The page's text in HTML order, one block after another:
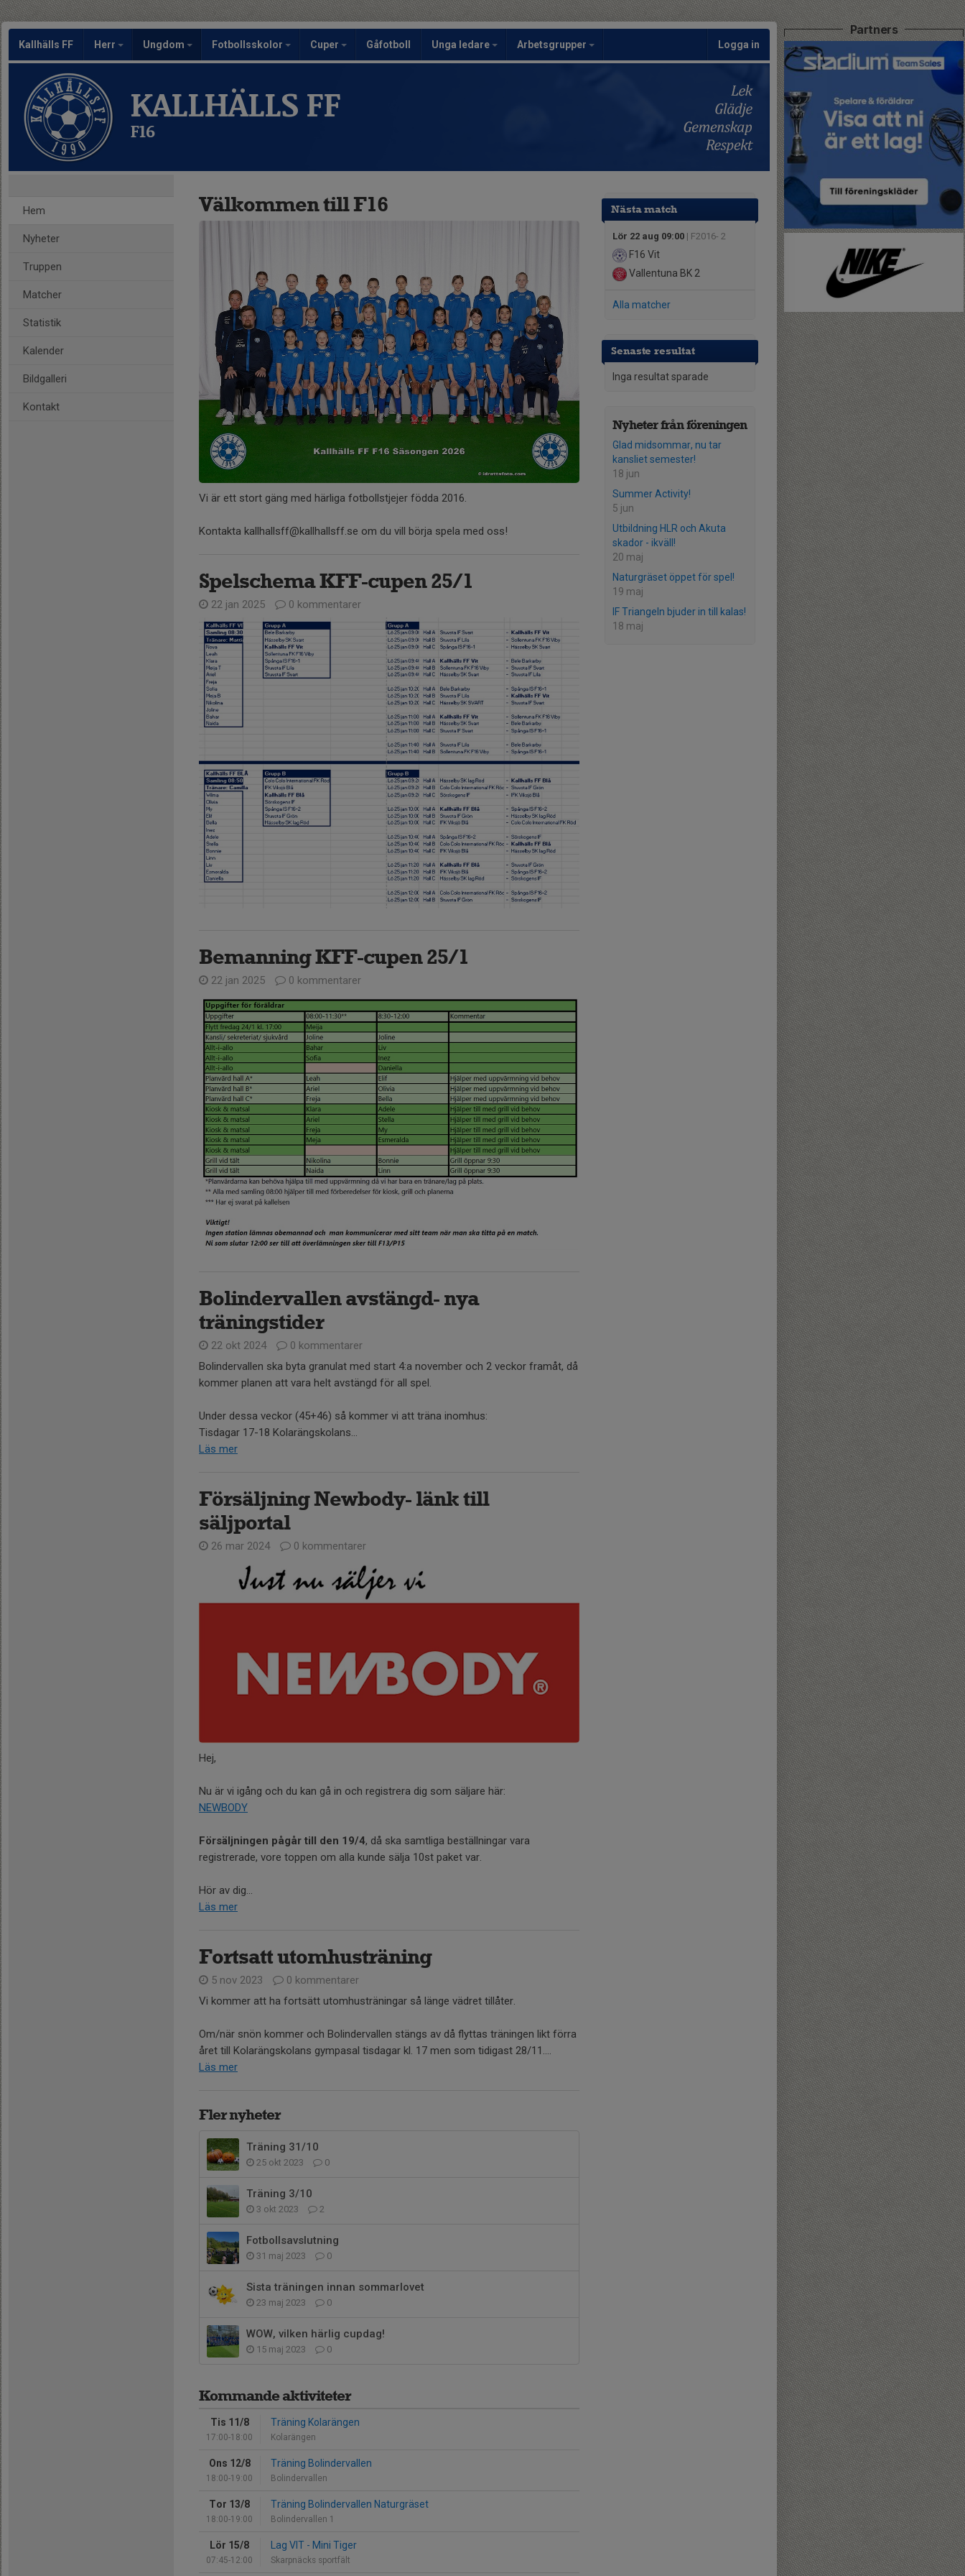
Kallhälls FF Herr Ungdom Fotbollsskolor Cuper Gåfotboll Unga ledare Arbetsgrupper Logga in
KALLHÄLLS FF
F16
Hem
Nyheter
Truppen
Matcher
Statistik
Kalender
Bildgalleri
Kontakt
Nästa match
Lör 22 aug 09:00 | F2016- 2
F16 Vit
Vallentuna BK 2
Alla matcher
Senaste resultat
Inga resultat sparade
Nyheter från föreningen
Glad midsommar, nu tar
kansliet semester!
18 jun
Summer Activity!
5 jun
Utbildning HLR och Akuta
skador - ikväll!
20 maj
Naturgräset öppet för spel!
19 maj
IF Triangeln bjuder in till kalas!
18 maj
Välkommen till F16
Vi är ett stort gäng med härliga fotbollstjejer födda 2016.
Kontakta kallhallsff@kallhallsff.se om du vill börja spela med oss!
Spelschema KFF-cupen 25/1
22 jan 2025 0 kommentarer
Bemanning KFF-cupen 25/1
22 jan 2025 0 kommentarer
Bolindervallen avstängd- nya
träningstider
22 okt 2024
0 kommentarer
Bolindervallen ska byta granulat med start 4:a november och 2 veckor framåt, då
kommer planen att vara helt avstängd för all spel.
Under dessa veckor (45+46) så kommer vi att träna inomhus:
Tisdagar 17-18 Kolarängskolans...
Läs mer
Försäljning Newbody- länk till
säljportal
26 mar 2024 0 kommentarer
Hej,
Nu är vi igång och du kan gå in och registrera dig som säljare här:
NEWBODY
Försäljningen pågår till den 19/4, då ska samtliga beställningar vara
registrerade, vore toppen om alla kunde sälja 10st paket var.
Hör av dig...
Läs mer
Fortsatt utomhusträning
5 nov 2023
0 kommentarer
Vi kommer att ha fortsätt utomhusträningar så länge vädret tillåter.
Om/när snön kommer och Bolindervallen stängs av då flyttas träningen likt förra
året till Kolarängskolans gympasal tisdagar kl. 17 men som tidigast 28/11....
Läs mer
Fler nyheter
Träning 31/10
25 okt 2023 0
Träning 3/10
3 okt 2023 2
Fotbollsavslutning
31 maj 2023 0
Sista träningen innan sommarlovet
23 maj 2023 0
WOW, vilken härlig cupdag!
15 maj 2023 0
Kommande aktiviteter
Tis 11/8
17:00-18:00
Träning Kolarängen
Kolarängen
Ons 12/8
18:00-19:00
Träning Bolindervallen
Bolindervallen
Tor 13/8
18:00-19:00
Träning Bolindervallen Naturgräset
Bolindervallen 1
Lör 15/8
07:45-12:00
Lag VIT - Mini Tiger
Skarpnäcks sportfält
Partners